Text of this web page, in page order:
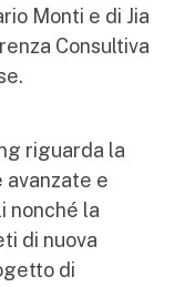
Monti e di Jia
Consultiva
riguarda la
avanzate e
nonché la
di nuova
di